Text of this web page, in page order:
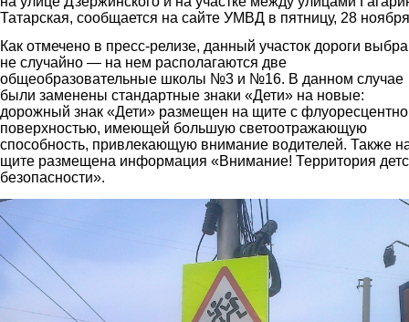
Татарская, сообщается на сайте УМВД в пятницу, 28
Как отмечено в пресс-релизе, данный участок дороги
не случайно — на нем располагаются две
общеобразовательные школы №3 и №16. В данном случае
были заменены стандартные знаки «Дети» на новые:
дорожный знак «Дети» размещен на щите с
поверхностью, имеющей большую светоотражающую
способность, привлекающую внимание водителей. Также
щите размещена информация «Внимание! Территория
безопасности».
2.jpg